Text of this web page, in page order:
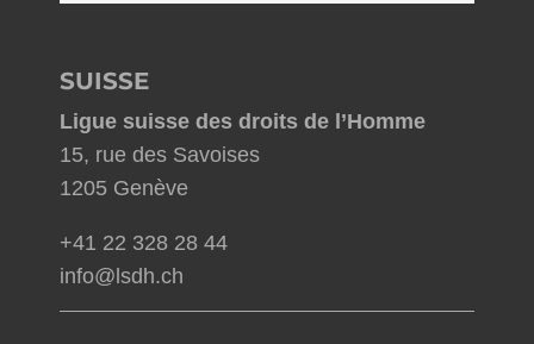
SUISSE
Ligue suisse des droits de l’Homme
15, rue des Savoises
1205 Genève
+41 22 328 28 44
info@lsdh.ch